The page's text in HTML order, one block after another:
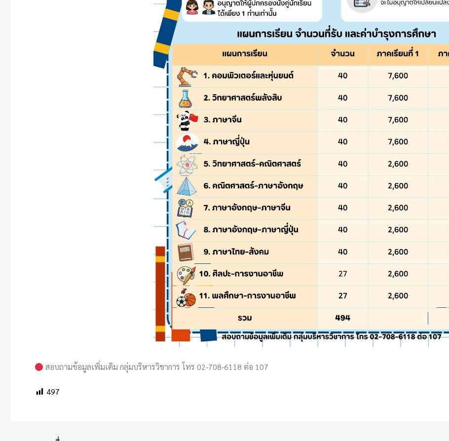
สอบถามข้อมูลเพิ่มเติม กลุ่มบริหารวิชาการ โทร 02-708-6118 ต่อ 107
497